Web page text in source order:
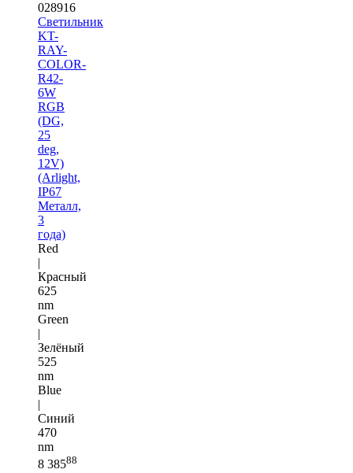
028916
Светильник
KT-
RAY-
COLOR-
R42-
6W
RGB
(DG,
25
deg,
12V)
(Arlight,
IP67
Металл,
3
года)
Red
|
Красный
625
nm
Green
|
Зелёный
525
nm
Blue
|
Синий
470
nm
8 38588